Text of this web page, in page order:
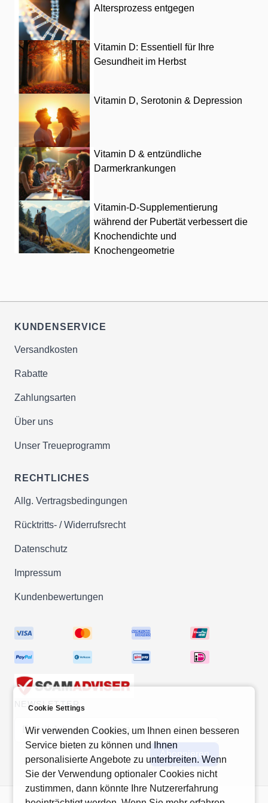
Altersprozess entgegen
Vitamin D: Essentiell für Ihre
Gesundheit im Herbst
Vitamin D, Serotonin & Depression
Vitamin D & entzündliche
Darmerkrankungen
Vitamin-D-Supplementierung
während der Pubertät verbessert die
Knochendichte und
Knochengeometrie
KUNDENSERVICE
Versandkosten
Rabatte
Zahlungsarten
Über uns
Unser Treueprogramm
RECHTLICHES
Allg. Vertragsbedingungen
Rücktritts- / Widerrufsrecht
Datenschutz
Impressum
Kundenbewertungen
NEWSLETTER
Abonnieren
Cookie Settings
Wir verwenden Cookies, um Ihnen einen besseren
Service bieten zu können und Ihnen
personalisierte Angebote zu unterbreiten. Wenn
Sie der Verwendung optionaler Cookies nicht
zustimmen, dann könnte Ihre Nutzererfahrung